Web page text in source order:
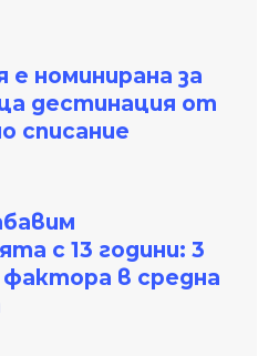
е номинирана за
дестинация от
списание
с 13 години: 3
фактора в средна